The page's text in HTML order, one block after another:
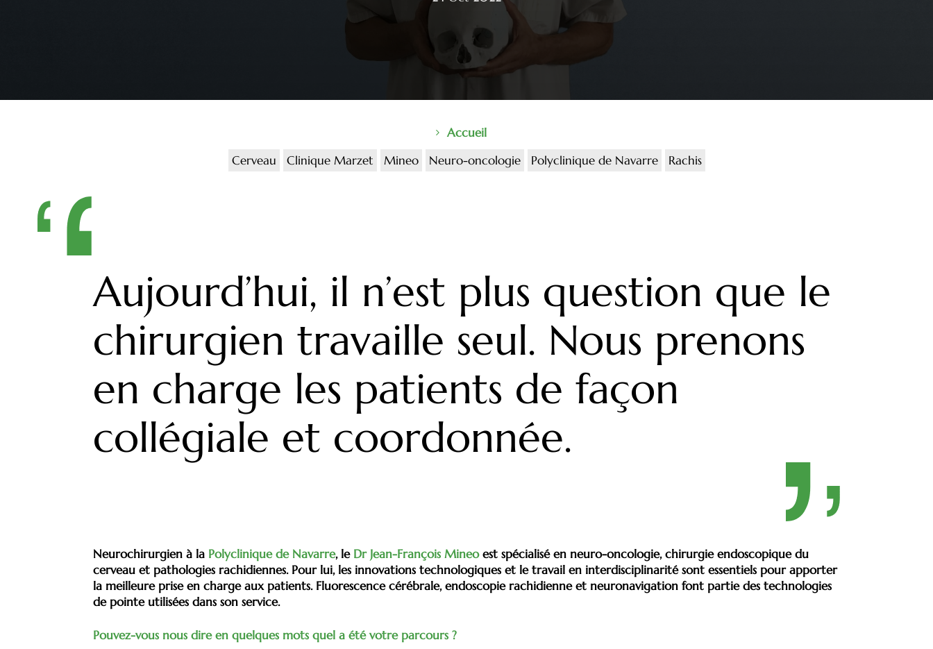
Accueil
Cerveau
Clinique Marzet Mineo Neuro-oncologie Polyclinique de Navarre Rachis
Aujourd’hui, il n’est plus question que le
chirurgien travaille seul. Nous prenons
en charge les patients de façon
collégiale et coordonnée.
Neurochirurgien à la Polyclinique de Navarre, le Dr Jean-François Mineoest spécialisé en neuro-oncologie, chirurgie endoscopique du
cerveau et pathologies rachidiennes. Pour lui, les innovations technologiques et le travail en interdisciplinarité sont essentiels pour apporter
la meilleure prise en charge aux patients. Fluorescence cérébrale, endoscopie rachidienne et neuronavigation font partie des technologies
de pointe utilisées dans son service.
Pouvez-vous nous dire en quelques mots quel a été votre parcours ?